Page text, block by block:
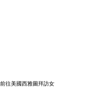
往美國西雅圖拜訪女